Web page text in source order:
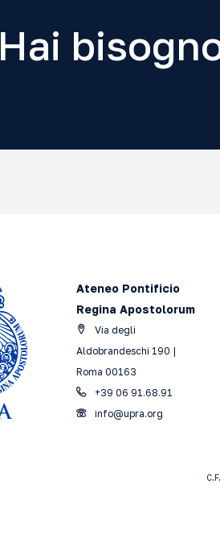
Hai
Ateneo Pontificio
Regina Apostolorum
Via degli
Aldobrandeschi 190 |
Roma 00163
+39 06 91.68.91
info@upra.org